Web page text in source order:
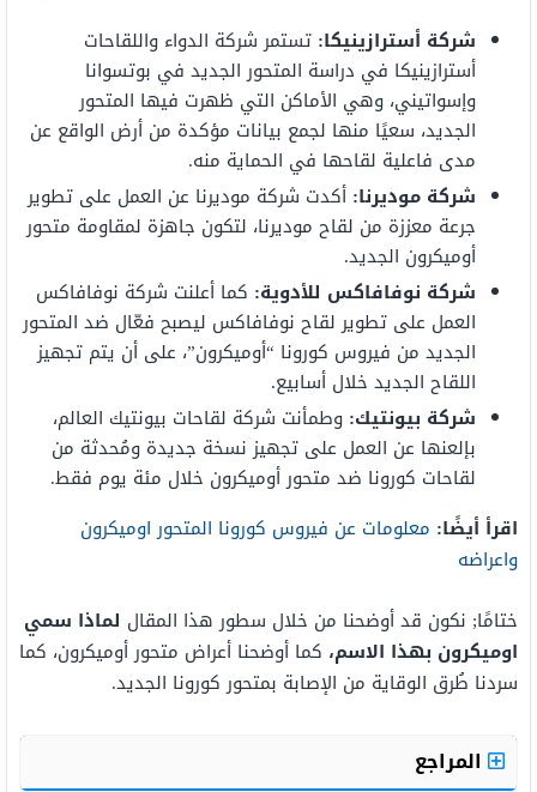
شركة أسترازينيكا: تستمر شركة الدواء واللقاحات
أسترازينيكا في دراسة المتحور الجديد في بوتسوانا
وإسواتيني، وهي الأماكن التي ظهرت فيها المتحور
الجديد، سعيًا منها لجمع بيانات مؤكدة من أرض الواقع عن
مدى فاعلية لقاحها في الحماية منه.
شركة موديرنا: أكدت شركة موديرنا عن العمل على تطوير
جرعة معززة من لقاح موديرنا، لتكون جاهزة لمقاومة متحور
أوميكرون الجديد.
شركة نوفافاكس للأدوية: كما أعلنت شركة نوفافاكس
العمل على تطوير لقاح نوفافاكس ليصبح فعّال ضد المتحور
الجديد من فيروس كورونا “أوميكرون”، على أن يتم تجهيز
اللقاح الجديد خلال أسابيع.
شركة بيونتيك: وطمأنت شركة لقاحات بيونتيك العالم،
بإلعنها عن العمل على تجهيز نسخة جديدة ومُحدثة من
لقاحات كورونا ضد متحور أوميكرون خلال مئة يوم فقط.
اقرأ أيضًا: معلومات عن فيروس كورونا المتحور اوميكرون
واعراضه
ختامًا; نكون قد أوضحنا من خلال سطور هذا المقال لماذا سمي
اوميكرون بهذا الاسم، كما أوضحنا أعراض متحور أوميكرون، كما
سردنا طُرق الوقاية من الإصابة بمتحور كورونا الجديد.
المراجع